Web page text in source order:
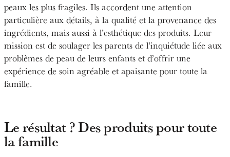
peaux les plus fragiles. Ils accordent une attention
particulière aux détails, à la qualité et la provenance des
ingrédients, mais aussi à l’esthétique des produits. Leur
mission est de soulager les parents de l’inquiétude liée aux
problèmes de peau de leurs enfants et d’offrir une
expérience de soin agréable et apaisante pour toute la
famille.
Le résultat ? Des produits pour toute
la famille